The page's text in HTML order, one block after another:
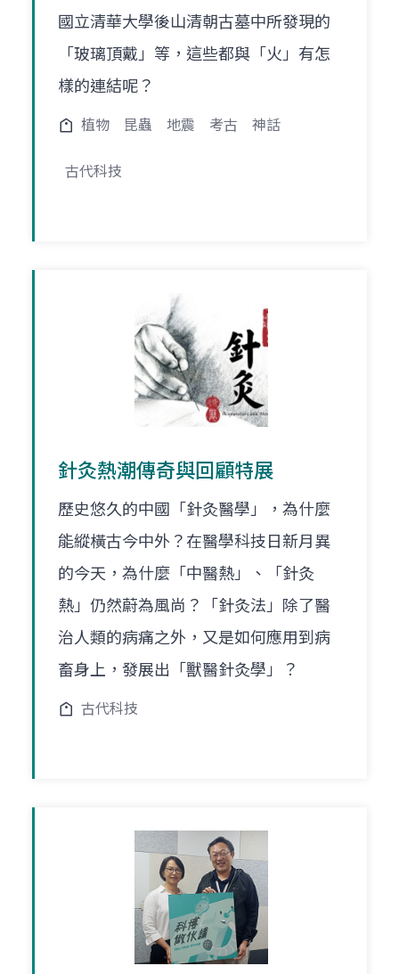
國立清華大學後山清朝古墓中所發現的
「玻璃頂戴」等，這些都與「火」有怎
樣的連結呢？
植物 昆蟲 地震 考古 神話
古代科技
針灸熱潮傳奇與回顧特展
歷史悠久的中國「針灸醫學」，為什麼
能縱橫古今中外？在醫學科技日新月異
的今天，為什麼「中醫熱」、「針灸
熱」仍然蔚為風尚？「針灸法」除了醫
治人類的病痛之外，又是如何應用到病
畜身上，發展出「獸醫針灸學」？
古代科技